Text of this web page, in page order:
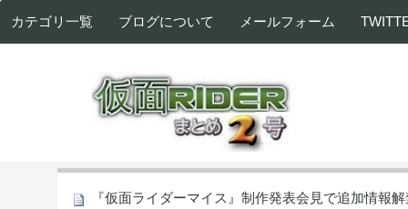
カテゴリ一覧 ブログについて メールフォーム